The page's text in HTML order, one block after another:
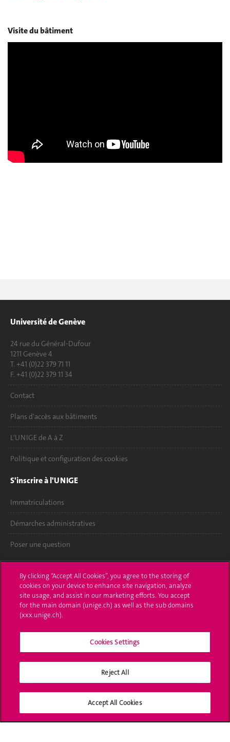
Visite du bâtiment
Université de Genève
24 rue du Général-Dufour
1211 Genève 4
T. +41 (0)22 379 71 11
F. +41 (0)22 379 11 34
Contact
Plans d'accès aux bâtiments
L'UNIGE de A à Z
Politique et configuration des cookies
S'inscrire à l'UNIGE
Immatriculations
Démarches administratives
Poser une question
UNIGE Mobile
Médias
Offres d'emploi
Bibliothèque
Médias sociaux UNIGE
By clicking “Accept All Cookies”, you agree to the storing of
cookies on your device to enhance site navigation, analyze
site usage, and assist in our marketing efforts. You accept
for the main domain (unige.ch) as well as the sub domains
(xxx.unige.ch).
Cookies Settings
Reject All
Accept All Cookies